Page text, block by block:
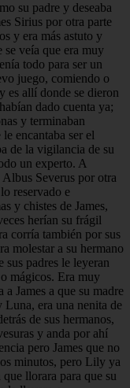
su padre y deseaba
Sirius por otra parte
y era más astuto y
se veía que era muy
todo para ser un
juego, comiendo o
es allí donde se dieron
dado cuenta ya;
y terminaban
encantaba ser el
de la vigilancia de su
un experto. A
Severus por otra
reservado e
y chistes de James,
herían su frágil
corría también por sus
molestar a su hermano
sus padres le leyeran
mágicos. Era muy
James a que su madre
Luna, era una nenita de
de sus hermanos,
y anda por ahí
pero James que no
minutos, pero Lily ya
llorara para que su